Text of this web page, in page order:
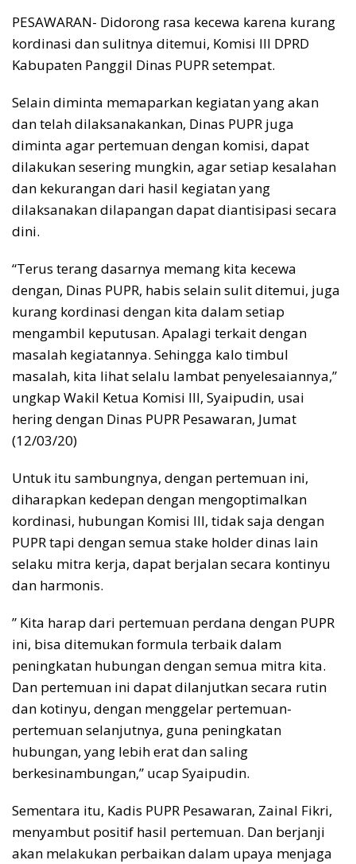
PESAWARAN- Didorong rasa kecewa karena kurang
kordinasi dan sulitnya ditemui, Komisi lll DPRD
Kabupaten Panggil Dinas PUPR setempat.
Selain diminta memaparkan kegiatan yang akan
dan telah dilaksanakankan, Dinas PUPR juga
diminta agar pertemuan dengan komisi, dapat
dilakukan sesering mungkin, agar setiap kesalahan
dan kekurangan dari hasil kegiatan yang
dilaksanakan dilapangan dapat diantisipasi secara
dini.
“Terus terang dasarnya memang kita kecewa
dengan, Dinas PUPR, habis selain sulit ditemui, juga
kurang kordinasi dengan kita dalam setiap
mengambil keputusan. Apalagi terkait dengan
masalah kegiatannya. Sehingga kalo timbul
masalah, kita lihat selalu lambat penyelesaiannya,”
ungkap Wakil Ketua Komisi lll, Syaipudin, usai
hering dengan Dinas PUPR Pesawaran, Jumat
(12/03/20)
Untuk itu sambungnya, dengan pertemuan ini,
diharapkan kedepan dengan mengoptimalkan
kordinasi, hubungan Komisi lll, tidak saja dengan
PUPR tapi dengan semua stake holder dinas lain
selaku mitra kerja, dapat berjalan secara kontinyu
dan harmonis.
” Kita harap dari pertemuan perdana dengan PUPR
ini, bisa ditemukan formula terbaik dalam
peningkatan hubungan dengan semua mitra kita.
Dan pertemuan ini dapat dilanjutkan secara rutin
dan kotinyu, dengan menggelar pertemuan-
pertemuan selanjutnya, guna peningkatan
hubungan, yang lebih erat dan saling
berkesinambungan,” ucap Syaipudin.
Sementara itu, Kadis PUPR Pesawaran, Zainal Fikri,
menyambut positif hasil pertemuan. Dan berjanji
akan melakukan perbaikan dalam upaya menjaga